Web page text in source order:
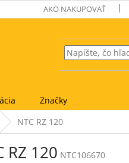
AKO NAKUPOVAŤ
Značky
NTC RZ 120
RZ 120 NTC106670